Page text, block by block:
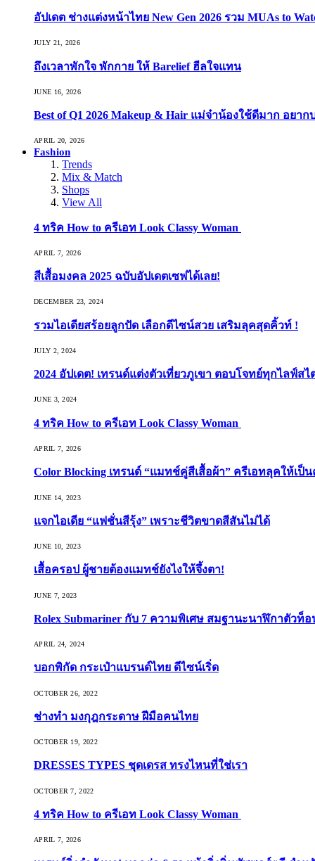
อัปเดต ช่างแต่งหน้าไทย New Gen 2026 รวม MUAs to
JULY 21, 2026
ถึงเวลาพักใจ พักกาย ให้ Barelief ฮีลใจแทน
JUNE 16, 2026
Best of Q1 2026 Makeup & Hair แม่จ๋าน้องใช้ดีมาก อยาก
APRIL 20, 2026
Fashion
Trends
Mix & Match
Shops
View All
4 ทริค How to ครีเอท Look Classy Woman
APRIL 7, 2026
สีเสื้อมงคล 2025 ฉบับอัปเดตเซฟได้เลย!
DECEMBER 23, 2024
รวมไอเดียสร้อยลูกปัด เลือกดีไซน์สวย เสริมลุคสุดคิ้วท์ !
JULY 2, 2024
2024 อัปเดต! เทรนด์แต่งตัวเที่ยวภูเขา ตอบโจทย์ทุกไลฟ์สไ
JUNE 3, 2024
4 ทริค How to ครีเอท Look Classy Woman
APRIL 7, 2026
Color Blocking เทรนด์ “แมทช์คู่สีเสื้อผ้า” ครีเอทลุคให้เป็น
JUNE 14, 2023
แจกไอเดีย “แฟชั่นสีรุ้ง” เพราะชีวิตขาดสีสันไม่ได้
JUNE 10, 2023
เสื้อครอป ผู้ชายต้องแมทช์ยังไงให้จึ้งตา!
JUNE 7, 2023
Rolex Submariner กับ 7 ความพิเศษ สมฐานะนาฬิกาตัวท็
APRIL 24, 2024
บอกพิกัด กระเป๋าแบรนด์ไทย ดีไซน์เริ่ด
OCTOBER 26, 2022
ช่างทำ มงกุฎกระดาษ ฝีมือคนไทย
OCTOBER 19, 2022
DRESSES TYPES ชุดเดรส ทรงไหนที่ใช่เรา
OCTOBER 7, 2022
4 ทริค How to ครีเอท Look Classy Woman
APRIL 7, 2026